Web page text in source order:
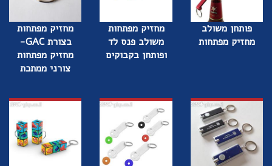
פותחן משולב
מחזיק מפתחות
מחזיק מפתחות
משולב פנס לד
ופותחן בקבוקים
מחזיק מפתחות
בצורת GAC-
מחזיק מפתחות
צורני ממתכת